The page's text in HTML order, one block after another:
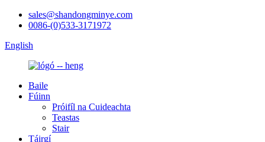
sales@shandongminye.com
0086-(0)533-3171972
English
Baile
Fúinn
Próifíl na Cuideachta
Teastas
Stair
Táirgí